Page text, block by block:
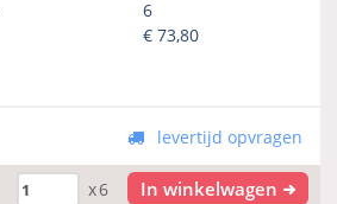
6
€73,80
levertijd opvragen
x6 In winkelwagen